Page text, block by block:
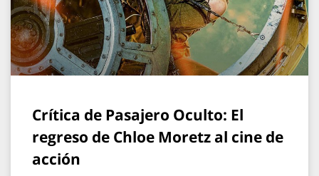
Crítica de Pasajero Oculto: El
regreso de Chloe Moretz al cine de
acción